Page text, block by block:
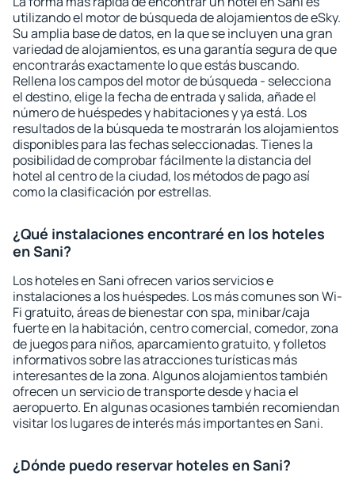
utilizando el motor de búsqueda de alojamientos de eSky.
Su amplia base de datos, en la que se incluyen una gran
variedad de alojamientos, es una garantía segura de que
encontrarás exactamente lo que estás buscando.
Rellena los campos del motor de búsqueda - selecciona
el destino, elige la fecha de entrada y salida, añade el
número de huéspedes y habitaciones y ya está. Los
resultados de la búsqueda te mostrarán los alojamientos
disponibles para las fechas seleccionadas. Tienes la
posibilidad de comprobar fácilmente la distancia del
hotel al centro de la ciudad, los métodos de pago así
como la clasificación por estrellas.
¿Qué instalaciones encontraré en los hoteles
en Sani?
Los hoteles en Sani ofrecen varios servicios e
instalaciones a los huéspedes. Los más comunes son Wi-
Fi gratuito, áreas de bienestar con spa, minibar/caja
fuerte en la habitación, centro comercial, comedor, zona
de juegos para niños, aparcamiento gratuito, y folletos
informativos sobre las atracciones turísticas más
interesantes de la zona. Algunos alojamientos también
ofrecen un servicio de transporte desde y hacia el
aeropuerto. En algunas ocasiones también recomiendan
visitar los lugares de interés más importantes en Sani.
¿Dónde puedo reservar hoteles en Sani?